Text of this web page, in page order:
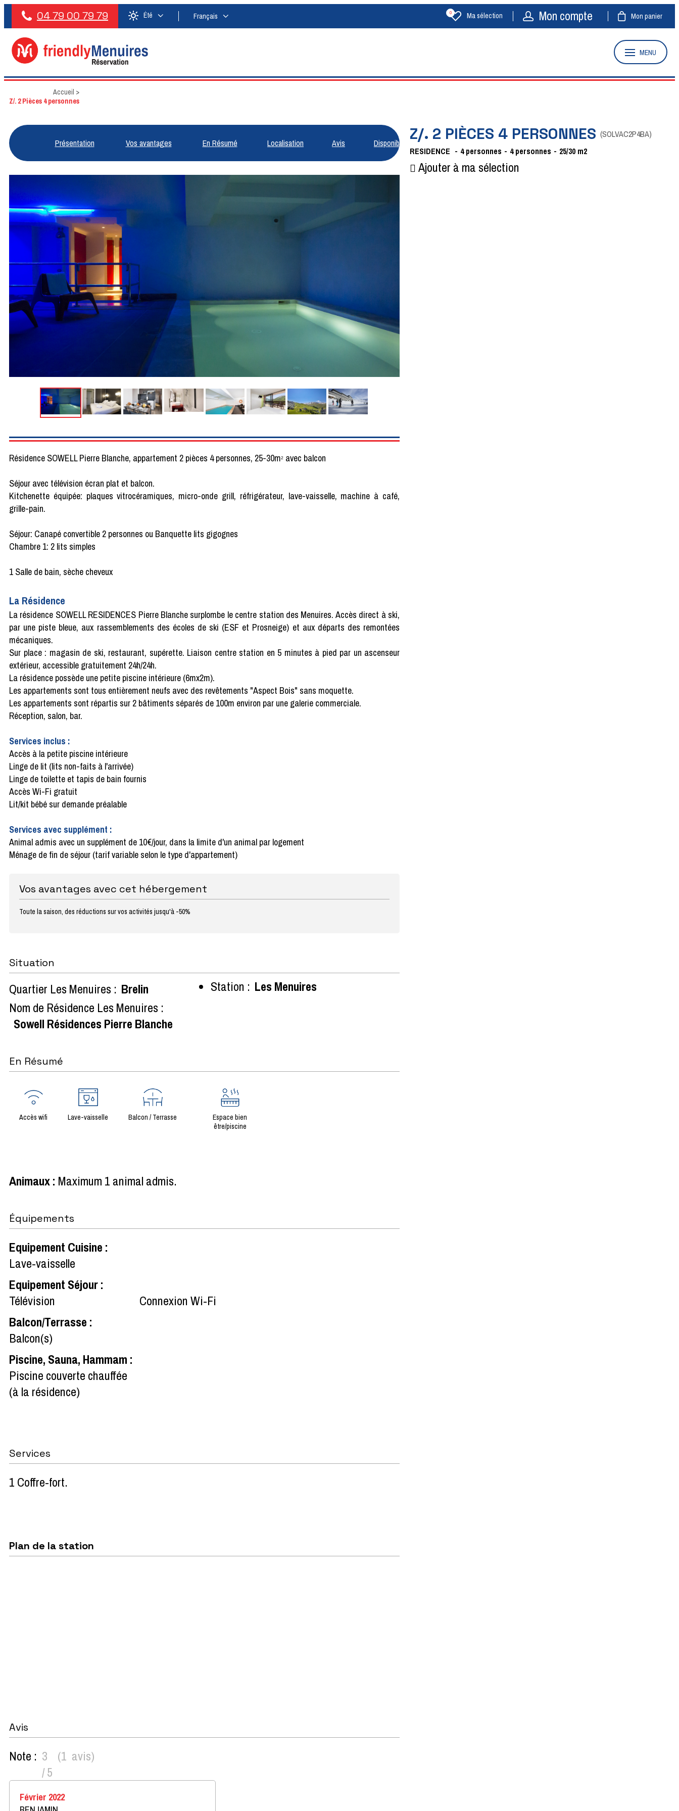
04 79 00 79 79 Été Français Ma sélection
0 Mon compte Mon panier
MENU
Accueil >
Z/. 2 Pièces 4 personnes
Présentation Vos avantages En Résumé Localisation Avis DisponibilitésZ/. 2 PIÈCES 4 PERSONNES (SOLVAC2P4BA)
RESIDENCE
4 personnes 4 personnes 25/30 m2
Ajouter à ma sélection
Résidence SOWELL Pierre Blanche, appartement 2 pièces 4 personnes, 25-30m² avec balcon
Séjour avec télévision écran plat et balcon.
Kitchenette équipée: plaques vitrocéramiques, micro-onde grill, réfrigérateur, lave-vaisselle, machine à café,
grille-pain.
Séjour: Canapé convertible 2 personnes ou Banquette lits gigognes
Chambre 1: 2 lits simples
1 Salle de bain, sèche cheveux
La Résidence
La résidence SOWELL RESIDENCES Pierre Blanche surplombe le centre station des Menuires. Accès direct à ski,
par une piste bleue, aux rassemblements des écoles de ski (ESF et Prosneige) et aux départs des remontées
mécaniques.
Sur place : magasin de ski, restaurant, supérette. Liaison centre station en 5 minutes à pied par un ascenseur
extérieur, accessible gratuitement 24h/24h.
La résidence possède une petite piscine intérieure (6mx2m).
Les appartements sont tous entièrement neufs avec des revêtements "Aspect Bois" sans moquette.
Les appartements sont répartis sur 2 bâtiments séparés de 100m environ par une galerie commerciale.
Réception, salon, bar.
Services inclus :
Accès à la petite piscine intérieure
Linge de lit (lits non-faits à l'arrivée)
Linge de toilette et tapis de bain fournis
Accès Wi-Fi gratuit
Lit/kit bébé sur demande préalable
Services avec supplément :
Animal admis avec un supplément de 10€/jour, dans la limite d'un animal par logement
Ménage de fin de séjour (tarif variable selon le type d'appartement)
Vos avantages avec cet hébergement
Toute la saison, des réductions sur vos activités jusqu'à -50%
Situation
Quartier Les Menuires : Brelin
Nom de Résidence Les Menuires :
Sowell Résidences Pierre Blanche
Station : Les Menuires
En Résumé
Accès wifi Lave-vaisselle Balcon / Terrasse
Espace bien
être/piscine
Animaux: Maximum 1 animal admis
Équipements
Equipement Cuisine :
Lave-vaisselle
Equipement Séjour:
Télévision
Connexion Wi-Fi
Balcon/Terrasse :
Balcon(s)
Piscine, Sauna, Hammam :
Piscine couverte chauffée
(à la résidence)
Services
1 Coffre-fort
Plan de la station
Avis
Note : 3
/ 5
(1 avis)
Février 2022